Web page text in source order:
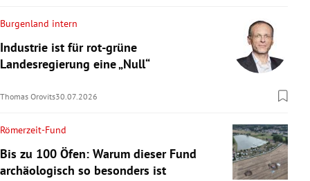
Burgenland intern
Industrie ist für rot-grüne
Landesregierung eine „Null“
Thomas Orovits30.07.2026
Römerzeit-Fund
Bis zu 100 Öfen: Warum dieser Fund
archäologisch so besonders ist